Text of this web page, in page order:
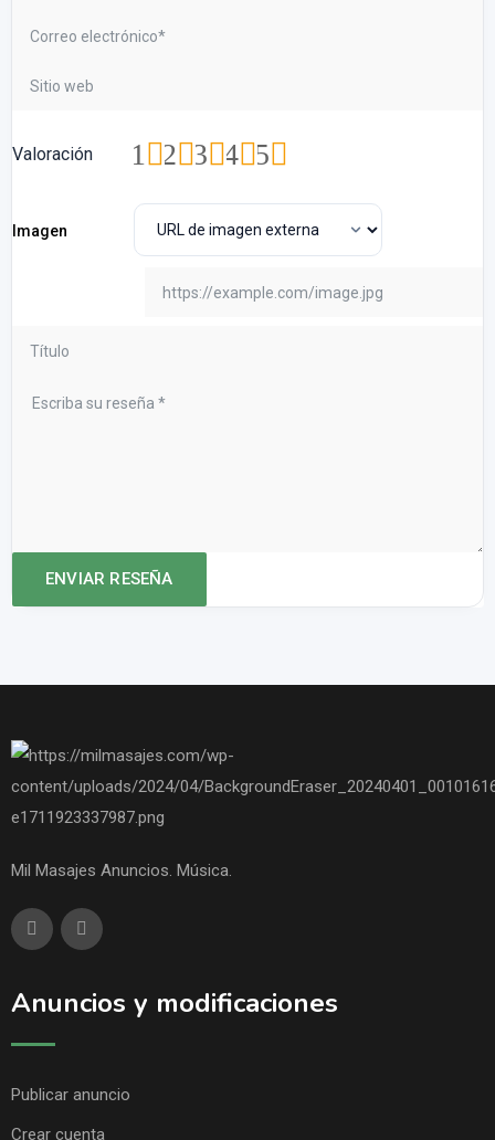
Valoración 5
4
3
2
1
Imagen
Mil Masajes Anuncios. Música.
Anuncios y modificaciones
Publicar anuncio
Crear cuenta